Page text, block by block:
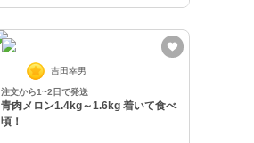
吉田幸男
注文から1~2日で発送
青肉メロン1.4kg～1.6kg 着いて食べ
頃！